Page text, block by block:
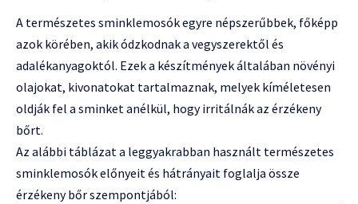
A természetes sminklemosók egyre népszerűbbek, főképp
azok körében, akik ódzkodnak a vegyszerektől és
adalékanyagoktól. Ezek a készítmények általában növényi
olajokat, kivonatokat tartalmaznak, melyek kíméletesen
oldják fel a sminket anélkül, hogy irritálnák az érzékeny
bőrt.
Az alábbi táblázat a leggyakrabban használt természetes
sminklemosók előnyeit és hátrányait foglalja össze
érzékeny bőr szempontjából: